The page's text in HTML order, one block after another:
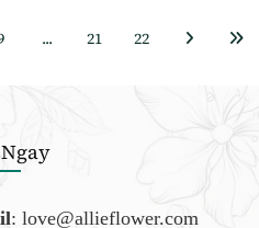
... 21 22
: love@allieflower.com